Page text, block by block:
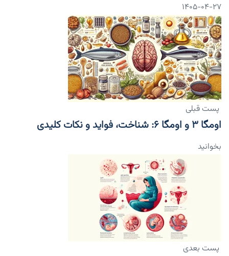
۱۴۰۵-۰۴-۲۷
پست قبلی
اومگا ۳ و اومگا ۶: شناخت، فواید و نکات کلیدی
بخوانید
پست بعدی